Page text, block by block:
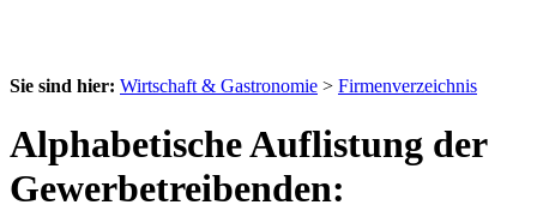
Sie sind hier: Wirtschaft & Gastronomie > Firmenverzeichnis
Alphabetische Auflistung der
Gewerbetreibenden: